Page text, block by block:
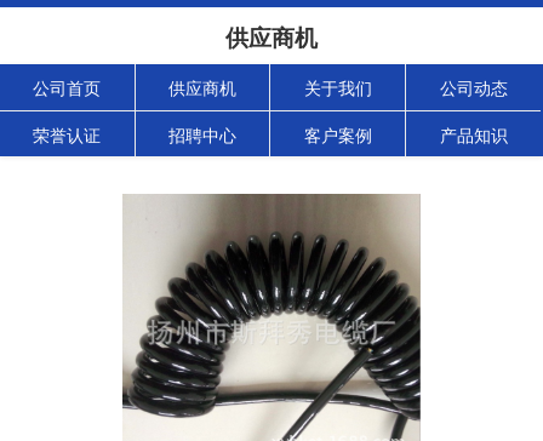
供应商机
公司首页 供应商机 关于我们 公司动态
荣誉认证 招聘中心 客户案例 产品知识